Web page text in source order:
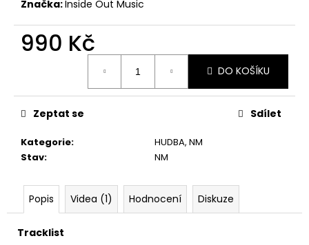
Značka:Inside Out Music
990 Kč
DO KOŠÍKU
Kategorie: HUDBA, NM
Stav: NM
Zeptat se Sdílet
Popis Videa (1) Hodnocení Diskuze
Tracklist
PINK
FLOYD
AT
THE
GATES
DAWN
CD
Kč